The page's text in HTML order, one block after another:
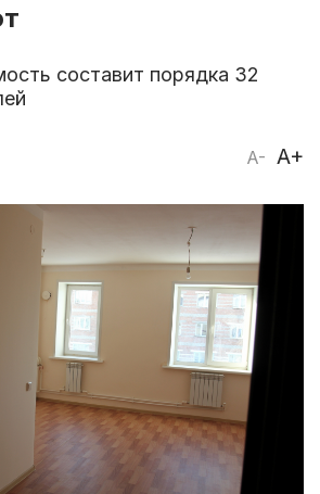
составит порядка 32
A- A+